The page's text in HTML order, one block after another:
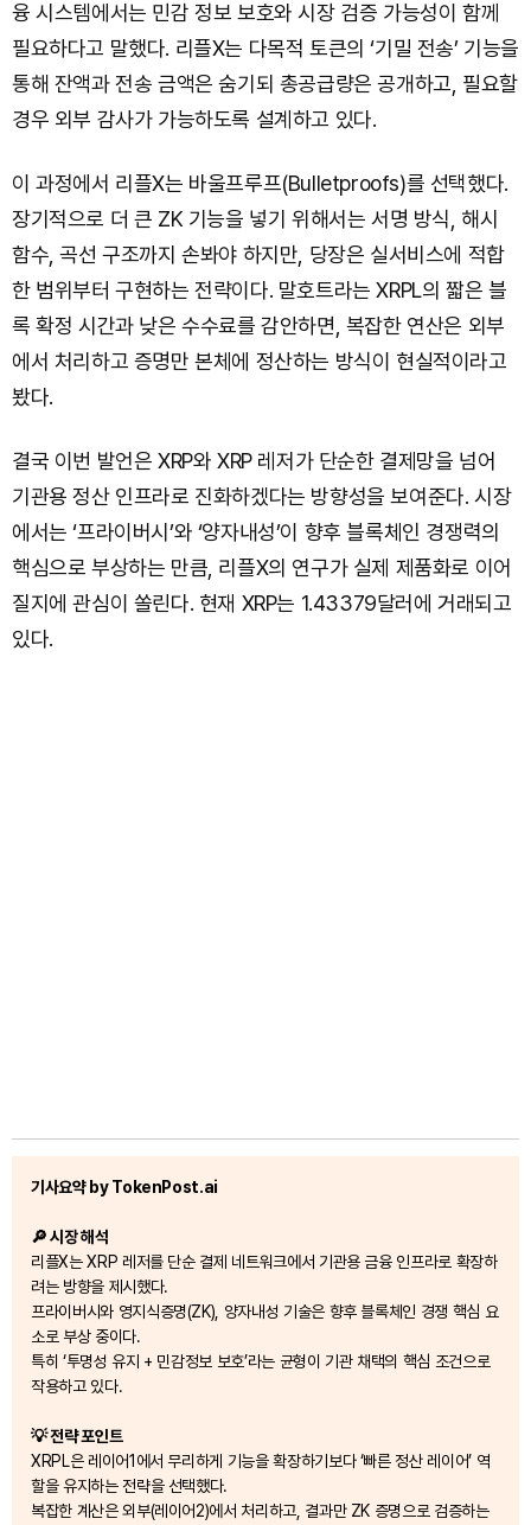
융 시스템에서는 민감 정보 보호와 시장 검증 가능성이 함께
필요하다고 말했다. 리플X는 다목적 토큰의 ‘기밀 전송’ 기능을
통해 잔액과 전송 금액은 숨기되 총공급량은 공개하고, 필요할
경우 외부 감사가 가능하도록 설계하고 있다.
이 과정에서 리플X는 바울프루프(Bulletproofs)를 선택했다.
장기적으로 더 큰 ZK 기능을 넣기 위해서는 서명 방식, 해시
함수, 곡선 구조까지 손봐야 하지만, 당장은 실서비스에 적합
한 범위부터 구현하는 전략이다. 말호트라는 XRPL의 짧은 블
록 확정 시간과 낮은 수수료를 감안하면, 복잡한 연산은 외부
에서 처리하고 증명만 본체에 정산하는 방식이 현실적이라고
봤다.
결국 이번 발언은 XRP와 XRP 레저가 단순한 결제망을 넘어
기관용 정산 인프라로 진화하겠다는 방향성을 보여준다. 시장
에서는 ‘프라이버시’와 ‘양자내성’이 향후 블록체인 경쟁력의
핵심으로 부상하는 만큼, 리플X의 연구가 실제 제품화로 이어
질지에 관심이 쏠린다. 현재 XRP는 1.43379달러에 거래되고
있다.
기사요약 by TokenPost.ai
🔎 시장 해석
리플X는 XRP 레저를 단순 결제 네트워크에서 기관용 금융 인프라로 확장하
려는 방향을 제시했다.
프라이버시와 영지식증명(ZK), 양자내성 기술은 향후 블록체인 경쟁 핵심 요
소로 부상 중이다.
특히 ‘투명성 유지 + 민감정보 보호’라는 균형이 기관 채택의 핵심 조건으로
작용하고 있다.
💡 전략 포인트
XRPL은 레이어1에서 무리하게 기능을 확장하기보다 ‘빠른 정산 레이어’ 역
할을 유지하는 전략을 선택했다.
복잡한 계산은 외부(레이어2)에서 처리하고, 결과만 ZK 증명으로 검증하는